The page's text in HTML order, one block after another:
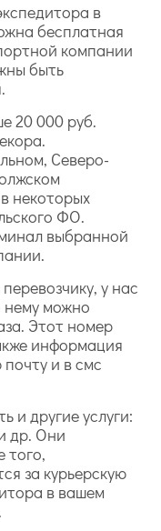
в
бесплатная
компании
быть
20 000 руб.
Северо-
некоторых
ФО.
выбранной
у нас
нему можно
Этот номер
информация
и в смс
и другие услуги:
др. Они
того,
за курьерскую
в вашем